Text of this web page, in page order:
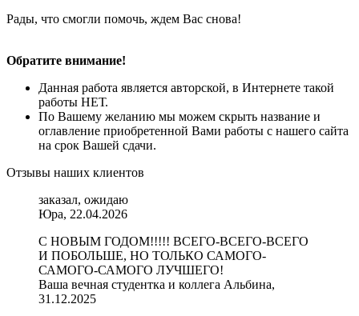
Рады, что смогли помочь, ждем Вас снова!
Обратите внимание!
Данная работа является авторской, в Интернете такой
работы НЕТ.
По Вашему желанию мы можем скрыть название и
оглавление приобретенной Вами работы с нашего сайта
на срок Вашей сдачи.
Отзывы наших клиентов
заказал, ожидаю
Юра, 22.04.2026
С НОВЫМ ГОДОМ!!!!! ВСЕГО-ВСЕГО-ВСЕГО
И ПОБОЛЬШЕ, НО ТОЛЬКО САМОГО-
САМОГО-САМОГО ЛУЧШЕГО!
Ваша вечная студентка и коллега Альбина,
31.12.2025